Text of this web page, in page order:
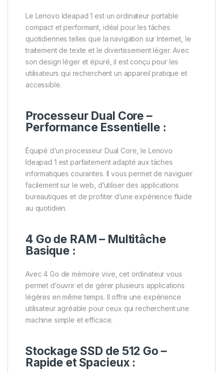
Le Lenovo Ideapad 1 est un ordinateur portable
compact et performant, idéal pour les tâches
quotidiennes telles que la navigation sur Internet, le
traitement de texte et le divertissement léger. Avec
son design léger et épuré, il est conçu pour les
utilisateurs qui recherchent un appareil pratique et
accessible.
Processeur Dual Core –
Performance Essentielle :
Équipé d’un processeur Dual Core, le Lenovo
Ideapad 1 est parfaitement adapté aux tâches
informatiques courantes. Il vous permet de naviguer
facilement sur le web, d’utiliser des applications
bureautiques et de profiter d’une expérience fluide
au quotidien.
4 Go de RAM – Multitâche
Basique :
Avec 4 Go de mémoire vive, cet ordinateur vous
permet d’ouvrir et de gérer plusieurs applications
légères en même temps. Il offre une expérience
utilisateur agréable pour ceux qui recherchent une
machine simple et efficace.
Stockage SSD de 512 Go –
Rapide et Spacieux :